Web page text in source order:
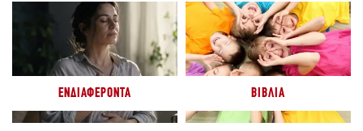
ΕΝΔΙΑΦΈΡΟΝΤΑ ΒΙΒΛΊΑ